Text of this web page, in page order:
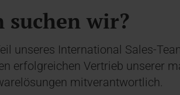
suchen wir?
unseres International Sales-
erfolgreichen Vertrieb unserer
mitverantwortlich.